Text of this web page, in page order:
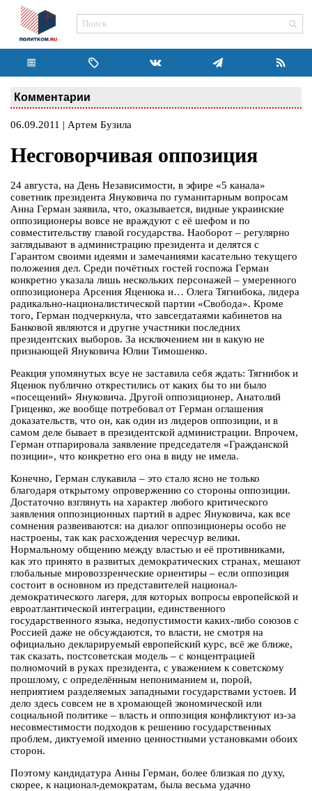
Комментарии
06.09.2011 | Артем Бузила
Несговорчивая оппозиция
24 августа, на День Независимости, в эфире «5 канала»
советник президента Януковича по гуманитарным вопросам
Анна Герман заявила, что, оказывается, видные украинские
оппозиционеры вовсе не враждуют с её шефом и по
совместительству главой государства. Наоборот – регулярно
заглядывают в администрацию президента и делятся с
Гарантом своими идеями и замечаниями касательно текущего
положения дел. Среди почётных гостей госпожа Герман
конкретно указала лишь нескольких персонажей – умеренного
оппозиционера Арсения Яценюка и… Олега Тягнибока, лидера
радикально-националистической партии «Свобода». Кроме
того, Герман подчеркнула, что завсегдатаями кабинетов на
Банковой являются и другие участники последних
президентских выборов. За исключением ни в какую не
признающей Януковича Юлии Тимошенко.
Реакция упомянутых всуе не заставила себя ждать: Тягнибок и
Яценюк публично открестились от каких бы то ни было
«посещений» Януковича. Другой оппозиционер, Анатолий
Гриценко, же вообще потребовал от Герман оглашения
доказательств, что он, как один из лидеров оппозиции, и в
самом деле бывает в президентской администрации. Впрочем,
Герман отпарировала заявление председателя «Гражданской
позиции», что конкретно его она в виду не имела.
Конечно, Герман слукавила – это стало ясно не только
благодаря открытому опровержению со стороны оппозиции.
Достаточно взглянуть на характер любого критического
заявления оппозиционных партий в адрес Януковича, как все
сомнения развеиваются: на диалог оппозиционеры особо не
настроены, так как расхождения чересчур велики.
Нормальному общению между властью и её противниками,
как это принято в развитых демократических странах, мешают
глобальные мировоззренческие ориентиры – если оппозиция
состоит в основном из представителей национал-
демократического лагеря, для которых вопросы европейской и
евроатлантической интеграции, единственного
государственного языка, недопустимости каких-либо союзов с
Россией даже не обсуждаются, то власти, не смотря на
официально декларируемый европейский курс, всё же ближе,
так сказать, постсоветская модель – с концентрацией
полномочий в руках президента, с уважением к советскому
прошлому, с определённым непониманием и, порой,
неприятием разделяемых западными государствами устоев. И
дело здесь совсем не в хромающей экономической или
социальной политике – власть и оппозиция конфликтуют из-за
несовместимости подходов к решению государственных
проблем, диктуемой именно ценностными установками обоих
сторон.
Поэтому кандидатура Анны Герман, более близкая по духу,
скорее, к национал-демократам, была весьма удачно